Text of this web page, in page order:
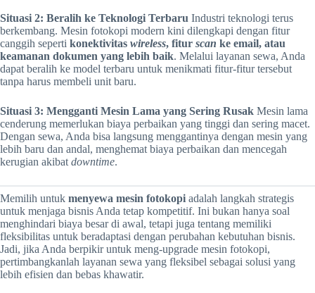
Situasi 2: Beralih ke Teknologi Terbaru Industri teknologi terus
berkembang. Mesin fotokopi modern kini dilengkapi dengan fitur
canggih seperti konektivitas wireless, fitur scan ke email, atau
keamanan dokumen yang lebih baik. Melalui layanan sewa, Anda
dapat beralih ke model terbaru untuk menikmati fitur-fitur tersebut
tanpa harus membeli unit baru.
Situasi 3: Mengganti Mesin Lama yang Sering Rusak Mesin lama
cenderung memerlukan biaya perbaikan yang tinggi dan sering macet.
Dengan sewa, Anda bisa langsung menggantinya dengan mesin yang
lebih baru dan andal, menghemat biaya perbaikan dan mencegah
kerugian akibat downtime.
Memilih untuk menyewa mesin fotokopi adalah langkah strategis
untuk menjaga bisnis Anda tetap kompetitif. Ini bukan hanya soal
menghindari biaya besar di awal, tetapi juga tentang memiliki
fleksibilitas untuk beradaptasi dengan perubahan kebutuhan bisnis.
Jadi, jika Anda berpikir untuk meng-upgrade mesin fotokopi,
pertimbangkanlah layanan sewa yang fleksibel sebagai solusi yang
lebih efisien dan bebas khawatir.